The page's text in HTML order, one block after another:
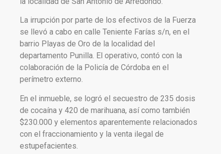
La irrupción por parte de los efectivos de la Fuerza
se llevó a cabo en calle Teniente Farías s/n, en el
barrio Playas de Oro de la localidad del
departamento Punilla. El operativo, contó con la
colaboración de la Policía de Córdoba en el
perímetro externo.
En el inmueble, se logró el secuestro de 235 dosis
de cocaína y 420 de marihuana, así como también
$230.000 y elementos aparentemente relacionados
con el fraccionamiento y la venta ilegal de
estupefacientes.